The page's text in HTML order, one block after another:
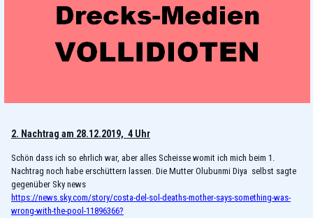
2. Nachtrag am 28.12.2019, 4 Uhr
Schön dass ich so ehrlich war, aber alles Scheisse womit ich mich beim 1.
Nachtrag noch habe erschüttern lassen. Die Mutter Olubunmi Diya selbst sagte
gegenüber Sky news
https://news.sky.com/story/costa-del-sol-deaths-mother-says-something-was-
wrong-with-the-pool-11896366?